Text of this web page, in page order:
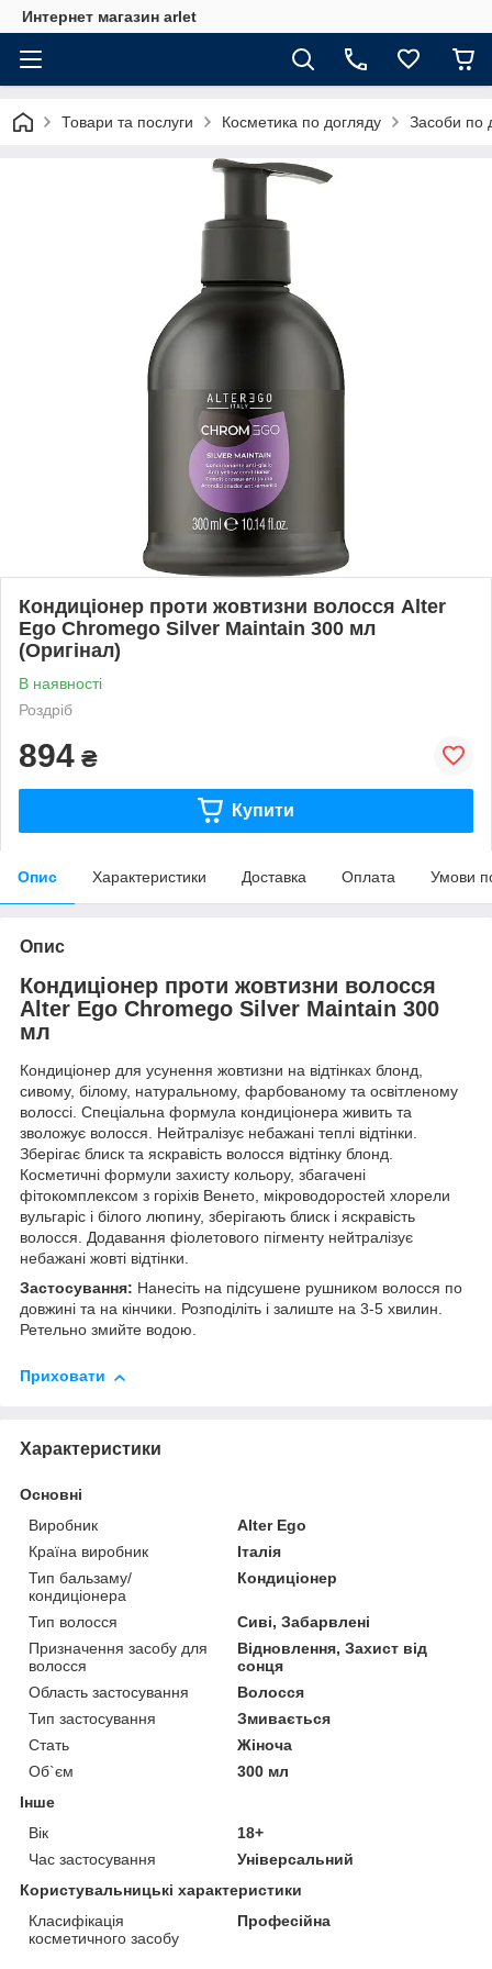
Интернет магазин arlet
Товари та послуги Косметика по догляду Засоби по
Кондиціонер проти жовтизни волосся Alter
Ego Chromego Silver Maintain 300 мл
(Оригінал)
В наявності
Роздріб
894 ₴
Купити
Опис Характеристики Доставка Оплата Умови
Опис
Кондиціонер проти жовтизни волосся
Alter Ego Chromego Silver Maintain 300
мл
Кондиціонер для усунення жовтизни на відтінках блонд,
сивому, білому, натуральному, фарбованому та освітленому
волоссі. Спеціальна формула кондиціонера живить та
зволожує волосся. Нейтралізує небажані теплі відтінки.
Зберігає блиск та яскравість волосся відтінку блонд.
Косметичні формули захисту кольору, збагачені
фітокомплексом з горіхів Венето, мікроводоростей хлорели
вульгаріс і білого люпину, зберігають блиск і яскравість
волосся. Додавання фіолетового пігменту нейтралізує
небажані жовті відтінки.
Застосування: Нанесіть на підсушене рушником волосся по
довжині та на кінчики. Розподіліть і залиште на 3-5 хвилин.
Ретельно змийте водою.
Приховати
Характеристики
Основні
Виробник
Alter Ego
Країна виробник
Італія
Тип бальзаму/
кондиціонера
Кондиціонер
Тип волосся
Сиві, Забарвлені
Призначення засобу для
волосся
Відновлення, Захист від
сонця
Область застосування
Волосся
Тип застосування
Змивається
Стать
Жіноча
Об`єм
300 мл
Інше
Вік
18+
Час застосування
Універсальний
Користувальницькі характеристики
Класифікація
косметичного засобу
Професійна